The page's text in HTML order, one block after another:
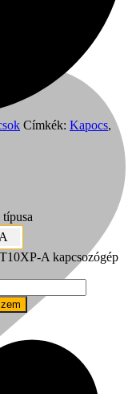
Címkék: Kapocs,
A kapcsozógép